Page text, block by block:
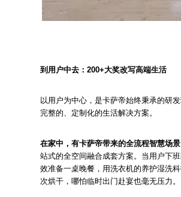
到用户中去：200+大奖改写高端生活
以用户为中心，是卡萨帝始终秉承的研
完整的、定制化的生活解决方案。
在家中，有卡萨帝带来的全流程智慧场景
站式的全空间融合成套方案。当用户下
效准备一桌晚餐，用洗衣机的养护湿洗
次烘干，哪怕临时出门赴宴也毫无压力。